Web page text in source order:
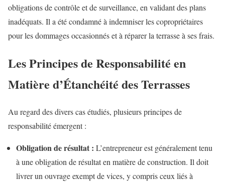
obligations de contrôle et de surveillance, en validant des plans
inadéquats. Il a été condamné à indemniser les copropriétaires
pour les dommages occasionnés et à réparer la terrasse à ses frais.
Les Principes de Responsabilité en
Matière d’Étanchéité des Terrasses
Au regard des divers cas étudiés, plusieurs principes de
responsabilité émergent :
Obligation de résultat : L’entrepreneur est généralement tenu
à une obligation de résultat en matière de construction. Il doit
livrer un ouvrage exempt de vices, y compris ceux liés à